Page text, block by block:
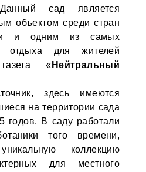
сад является
объектом среди стран
и одним из самых
отдыха для жителей
« Нейтральный
здесь имеются
на территории сада
годов. В саду работали
того времени,
коллекцию
для местного